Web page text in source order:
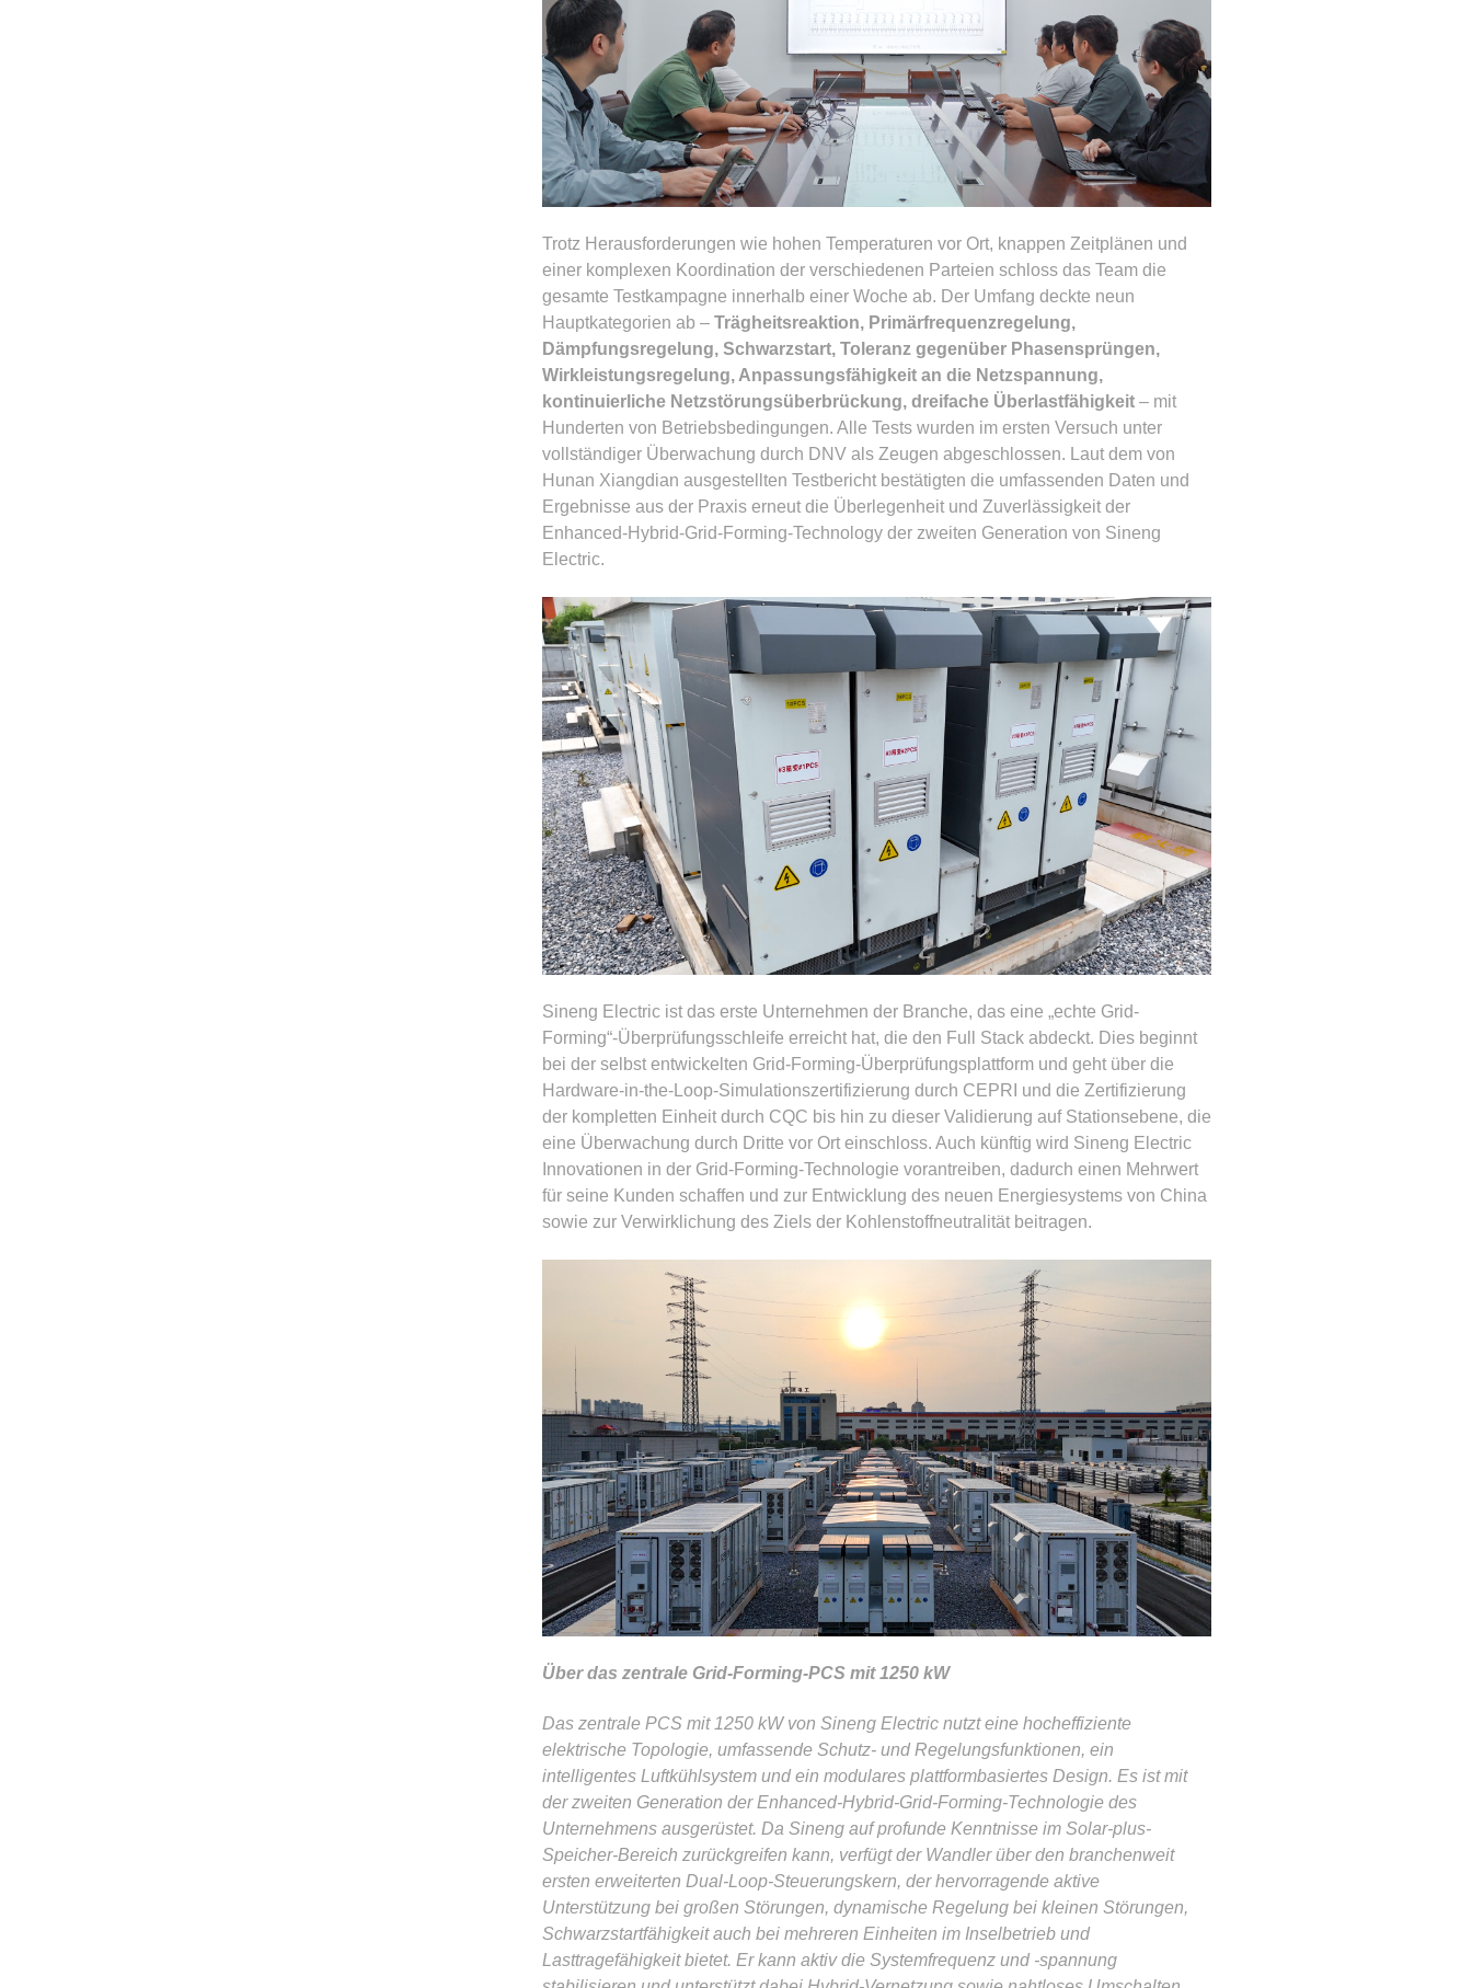
Trotz Herausforderungen wie hohen Temperaturen vor Ort, knappen Zeitplänen und
einer komplexen Koordination der verschiedenen Parteien schloss das Team die
gesamte Testkampagne innerhalb einer Woche ab. Der Umfang deckte neun
Hauptkategorien ab –Trägheitsreaktion, Primärfrequenzregelung,
Dämpfungsregelung, Schwarzstart, Toleranz gegenüber Phasensprüngen,
Wirkleistungsregelung, Anpassungsfähigkeit an die Netzspannung,
kontinuierliche Netzstörungsüberbrückung, dreifache Überlastfähigkeit – mit
Hunderten von Betriebsbedingungen. Alle Tests wurden im ersten Versuch unter
vollständiger Überwachung durch DNV als Zeugen abgeschlossen. Laut dem von
Hunan Xiangdian ausgestellten Testbericht bestätigten die umfassenden Daten und
Ergebnisse aus der Praxis erneut die Überlegenheit und Zuverlässigkeit der
Enhanced-Hybrid-Grid-Forming-Technology der zweiten Generation von Sineng
Electric.
Sineng Electric ist das erste Unternehmen der Branche, das eine „echte Grid-
Forming“-Überprüfungsschleife erreicht hat, die den Full Stack abdeckt. Dies beginnt
bei der selbst entwickelten Grid-Forming-Überprüfungsplattform und geht über die
Hardware-in-the-Loop-Simulationszertifizierung durch CEPRI und die Zertifizierung
der kompletten Einheit durch CQC bis hin zu dieser Validierung auf Stationsebene, die
eine Überwachung durch Dritte vor Ort einschloss. Auch künftig wird Sineng Electric
Innovationen in der Grid-Forming-Technologie vorantreiben, dadurch einen Mehrwert
für seine Kunden schaffen und zur Entwicklung des neuen Energiesystems von China
sowie zur Verwirklichung des Ziels der Kohlenstoffneutralität beitragen.
Über das zentrale Grid-Forming-PCS mit 1250 kW
Das zentrale PCS mit 1250 kW von Sineng Electric nutzt eine hocheffiziente
elektrische Topologie, umfassende Schutz- und Regelungsfunktionen, ein
intelligentes Luftkühlsystem und ein modulares plattformbasiertes Design. Es ist mit
der zweiten Generation der Enhanced-Hybrid-Grid-Forming-Technologie des
Unternehmens ausgerüstet. Da Sineng auf profunde Kenntnisse im Solar-plus-
Speicher-Bereich zurückgreifen kann, verfügt der Wandler über den branchenweit
ersten erweiterten Dual-Loop-Steuerungskern, der hervorragende aktive
Unterstützung bei großen Störungen, dynamische Regelung bei kleinen Störungen,
Schwarzstartfähigkeit auch bei mehreren Einheiten im Inselbetrieb und
Lasttragefähigkeit bietet. Er kann aktiv die Systemfrequenz und -spannung